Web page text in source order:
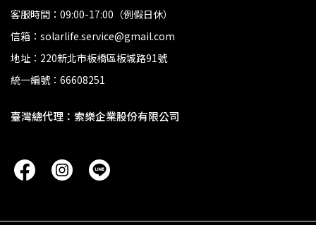
客服時間：09:00-17:00（例假日休）
信箱：solarlife.service@gmail.com
地址：220新北市板橋區板城路91號
統一編號：66608251
臺灣總代理：索樂企業股份有限公司